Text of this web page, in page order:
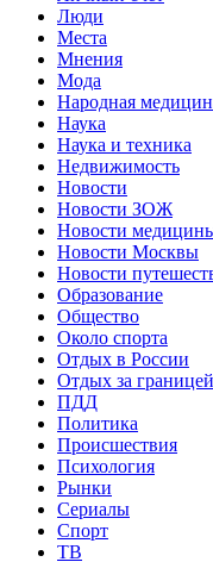
Люди
Места
Мнения
Мода
Народная
Наука
Наука и техника
Недвижимость
Новости
Новости ЗОЖ
Новости
Новости Москвы
Новости
Образование
Общество
Около спорта
Отдых в России
Отдых за границей
ПДД
Политика
Происшествия
Психология
Рынки
Сериалы
Спорт
ТВ